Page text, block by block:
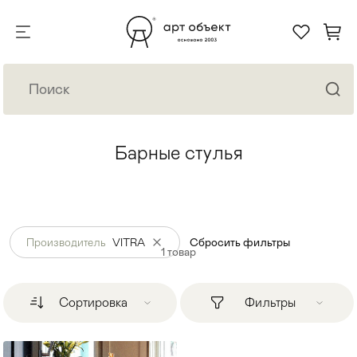
Барные стулья
Производитель VITRA Сбросить фильтры
1товар
Сортировка Фильтры